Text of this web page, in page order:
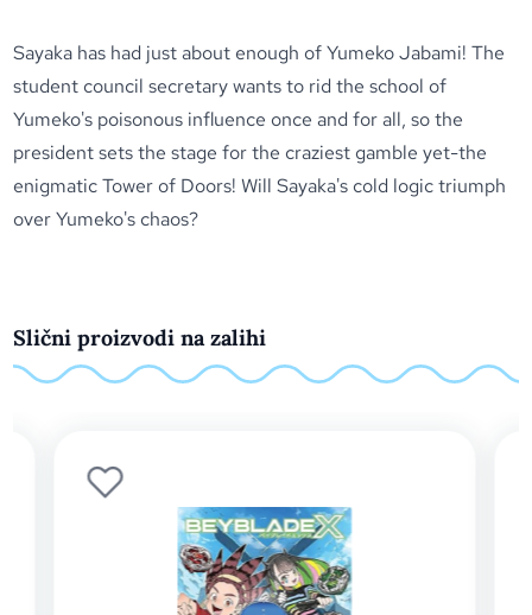
Sayaka has had just about enough of Yumeko Jabami! The
student council secretary wants to rid the school of
Yumeko's poisonous influence once and for all, so the
president sets the stage for the craziest gamble yet-the
enigmatic Tower of Doors! Will Sayaka's cold logic triumph
over Yumeko's chaos?
Slični proizvodi na zalihi